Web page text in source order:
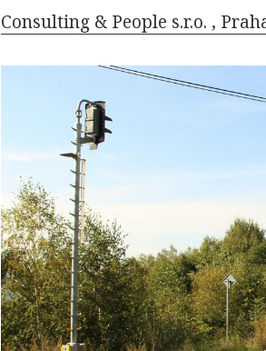
Consulting & People s.r.o. ,